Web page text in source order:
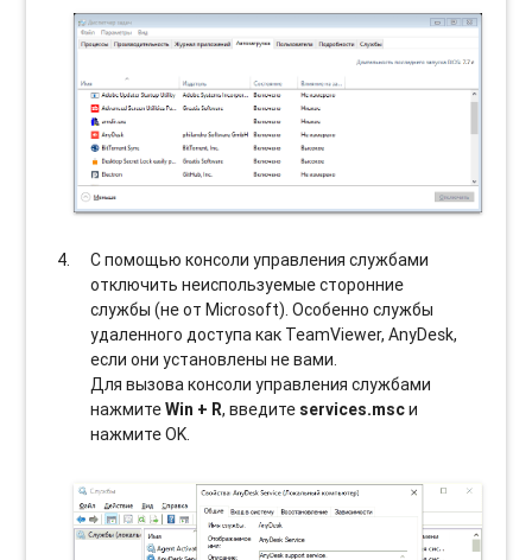
С помощью консоли управления службами
отключить неиспользуемые сторонние
службы (не от Microsoft). Особенно службы
удаленного доступа как TeamViewer, AnyDesk,
если они установлены не вами.
Для вызова консоли управления службами
нажмитеWin + R, введите services.mscи
нажмите OK.